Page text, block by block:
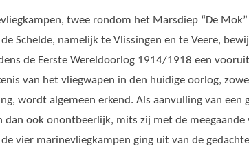
twee rondom het Marsdiep “De Mok”
Schelde, namelijk te Vlissingen en te Veere,
de Eerste Wereldoorlog 1914/1918 een
van het vliegwapen in den huidige oorlog,
, wordt algemeen erkend. Als aanvulling van een
dan ook onontbeerlijk, mits zij met de
vier marinevliegkampen ging uit van de